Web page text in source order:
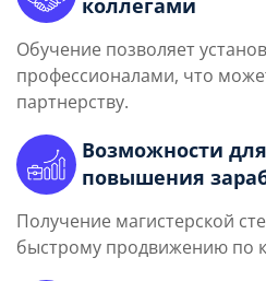
коллегами
Обучение позволяет
профессионалами, что
партнерству.
Возможности
повышения
Получение магистерской
быстрому продвижению по